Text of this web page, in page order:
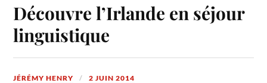
Découvre l’Irlande en séjour
linguistique
JÉRÉMY HENRY 2 JUIN 2014